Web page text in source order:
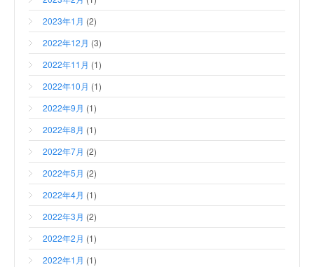
2023年1月 (2)
2022年12月 (3)
2022年11月 (1)
2022年10月 (1)
2022年9月 (1)
2022年8月 (1)
2022年7月 (2)
2022年5月 (2)
2022年4月 (1)
2022年3月 (2)
2022年2月 (1)
2022年1月 (1)